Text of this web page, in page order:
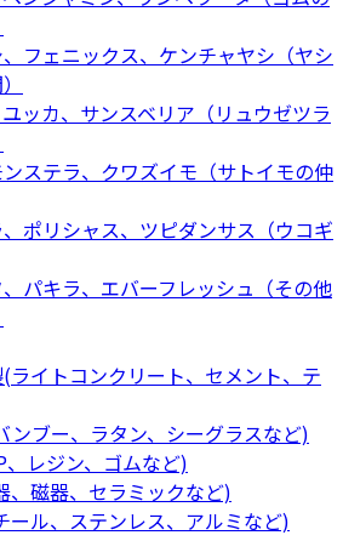
フェニックス、ケンチャヤシ（ヤシ
ッカ、サンスベリア（リュウゼツラ
ステラ、クワズイモ（サトイモの仲
ポリシャス、ツピダンサス（ウコギ
パキラ、エバーフレッシュ（その他
ライトコンクリート、セメント、テ
ンブー、ラタン、シーグラスなど)
、レジン、ゴムなど)
、磁器、セラミックなど)
ール、ステンレス、アルミなど)